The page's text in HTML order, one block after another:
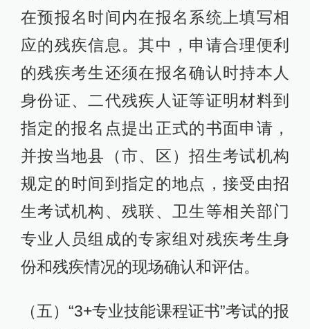
在预报名时间内在报名系统上填写相
应的残疾信息。其中，申请合理便利
的残疾考生还须在报名确认时持本人
身份证、二代残疾人证等证明材料到
指定的报名点提出正式的书面申请，
并按当地县（市、区）招生考试机构
规定的时间到指定的地点，接受由招
生考试机构、残联、卫生等相关部门
专业人员组成的专家组对残疾考生身
份和残疾情况的现场确认和评估。
（五）“3+专业技能课程证书”考试的报